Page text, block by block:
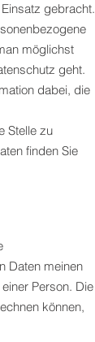
gebracht.
möglichst
geht.
dabei, die
Stelle zu
finden Sie
Daten meinen
Person. Die
können,